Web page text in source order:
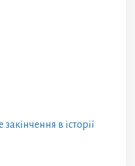
в історії